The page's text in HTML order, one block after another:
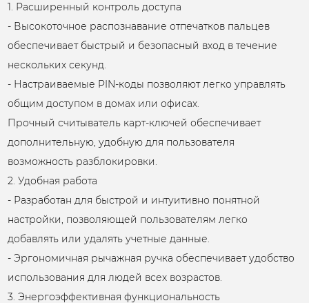
1. Расширенный контроль доступа
- Высокоточное распознавание отпечатков пальцев
обеспечивает быстрый и безопасный вход в течение
нескольких секунд.
- Настраиваемые PIN-коды позволяют легко управлять
общим доступом в домах или офисах.
Прочный считыватель карт-ключей обеспечивает
дополнительную, удобную для пользователя
возможность разблокировки.
2. Удобная работа
- Разработан для быстрой и интуитивно понятной
настройки, позволяющей пользователям легко
добавлять или удалять учетные данные.
- Эргономичная рычажная ручка обеспечивает удобство
использования для людей всех возрастов.
3. Энергоэффективная функциональность